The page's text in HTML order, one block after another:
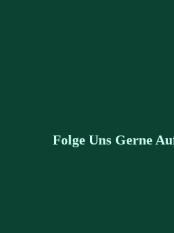
Folge Uns Gerne